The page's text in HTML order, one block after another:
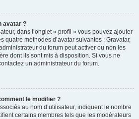
avatar ?
dans l’onglet « profil » vous pouvez ajouter
quatre méthodes d’avatar suivantes : Gravatar,
du forum peut activer ou non les
dont ils sont mis à disposition. Si vous ne
un administrateur du forum.
le modifier ?
au nom d’utilisateur, indiquent le nombre
certains membres tels que les modérateurs